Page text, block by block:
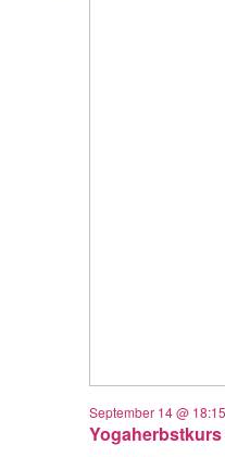
September 14 @ 18:15